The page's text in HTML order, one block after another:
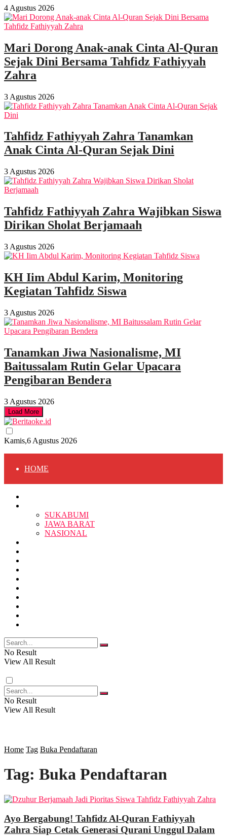
4 Agustus 2026
Mari Dorong Anak-anak Cinta Al-Quran
Sejak Dini Bersama Tahfidz Fathiyyah
Zahra
3 Agustus 2026
Tahfidz Fathiyyah Zahra Tanamkan
Anak Cinta Al-Quran Sejak Dini
3 Agustus 2026
Tahfidz Fathiyyah Zahra Wajibkan Siswa
Dirikan Sholat Berjamaah
3 Agustus 2026
KH Iim Abdul Karim, Monitoring
Kegiatan Tahfidz Siswa
3 Agustus 2026
Tanamkan Jiwa Nasionalisme, MI
Baitussalam Rutin Gelar Upacara
Pengibaran Bendera
3 Agustus 2026
Load More
Kamis,6 Agustus 2026
HOME
SUKABUMI
PENDIDIKAN
SOSOK
POLITIK
EKBIS
OPINI
SUKABUMI
JAWA BARAT
NASIONAL
No Result
View All Result
No Result
View All Result
Home Tag Buka Pendaftaran
Tag: Buka Pendaftaran
Ayo Bergabung! Tahfidz Al-Quran Fathiyyah
Zahra Siap Cetak Generasi Qurani Unggul Dalam